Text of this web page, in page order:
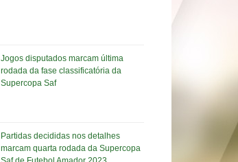
Jogos disputados marcam última
rodada da fase classificatória da
Supercopa Saf
Partidas decididas nos detalhes
marcam quarta rodada da Supercopa